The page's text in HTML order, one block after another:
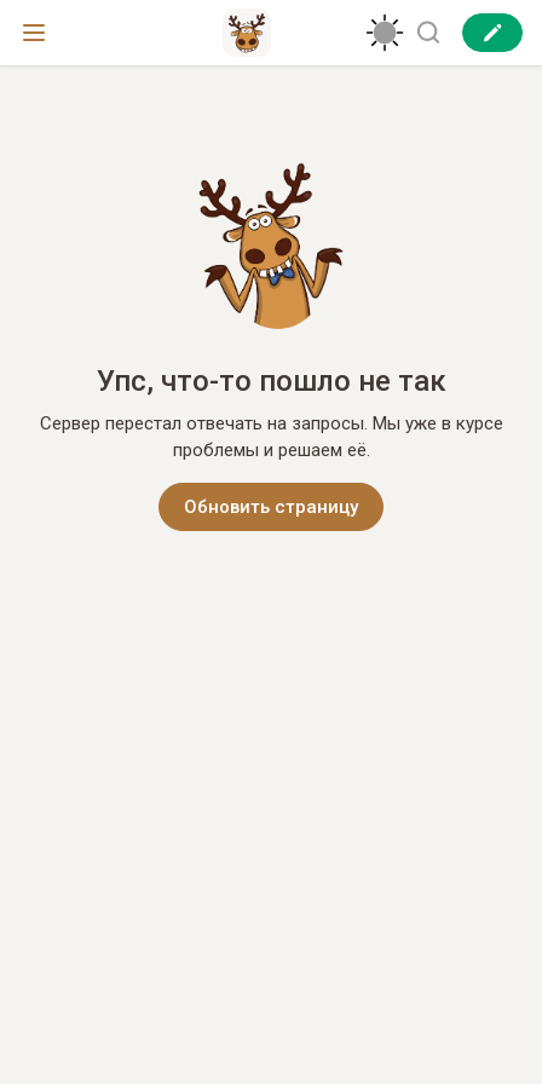
Упс, что-то пошло не так
Сервер перестал отвечать на запросы. Мы уже в курсе
проблемы и решаем её.
Обновить страницу